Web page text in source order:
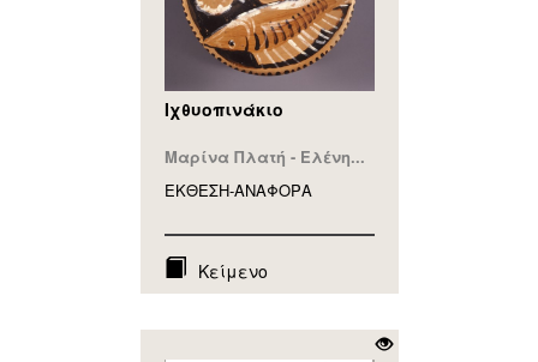
Ιχθυοπινάκιο
Μαρίνα Πλατή - Ελένη...
ΕΚΘΕΣΗ-ΑΝΑΦΟΡA
Κείμενο